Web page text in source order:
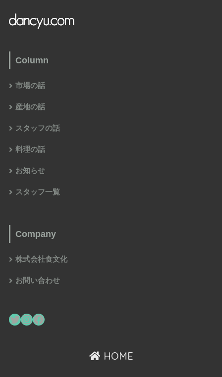
Column
市場の話
産地の話
スタッフの話
料理の話
お知らせ
スタッフ一覧
Company
株式会社食文化
お問い合わせ
HOME